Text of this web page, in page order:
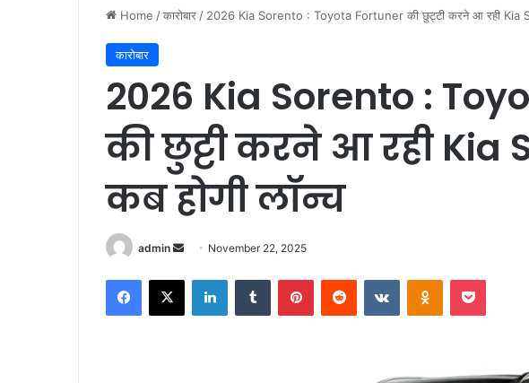
Home /कारोबार / 2026 Kia Sorento : Toyota Fortuner की छुट्टी करने आ रही Kia
कारोबार
2026 Kia Sorento :
की छुट्टी करने आ रही Kia
कब होगी लॉन्च
admin
Send
email
November 22, 2025
Facebook
X LinkedInTumblr PinterestReddit VKontakteOdnoklassniki
Pocket